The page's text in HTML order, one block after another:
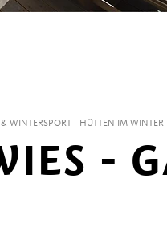
& WINTERSPORT HÜTTEN IM WINTER
-